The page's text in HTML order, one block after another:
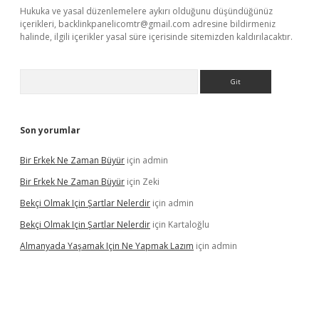
Hukuka ve yasal düzenlemelere aykırı olduğunu düşündüğünüz
içerikleri, backlinkpanelicomtr@gmail.com adresine bildirmeniz
halinde, ilgili içerikler yasal süre içerisinde sitemizden kaldırılacaktır.
Son yorumlar
Bir Erkek Ne Zaman Büyür için admin
Bir Erkek Ne Zaman Büyür için Zeki
Bekçi Olmak Için Şartlar Nelerdir için admin
Bekçi Olmak Için Şartlar Nelerdir için Kartaloğlu
Almanyada Yaşamak Için Ne Yapmak Lazım için admin